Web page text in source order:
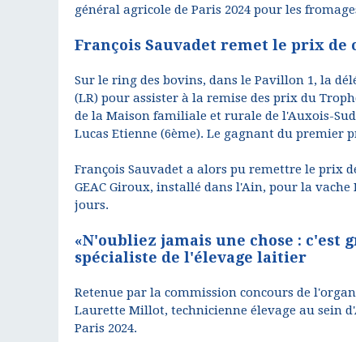
général agricole de Paris 2024 pour les
François Sauvadet remet le prix
Sur le ring des bovins, dans le Pavillon 1, la
(LR) pour assister à la remise des prix du
de la Maison familiale et rurale de l'Auxois-
Lucas Etienne (6ème). Le gagnant du premier
François Sauvadet a alors pu remettre le prix
GEAC Giroux, installé dans l'Ain, pour la
jours.
«N'oubliez jamais une chose : c'est
spécialiste de l'élevage laitier
Retenue par la commission concours de
Laurette Millot, technicienne élevage au sein
Paris 2024.